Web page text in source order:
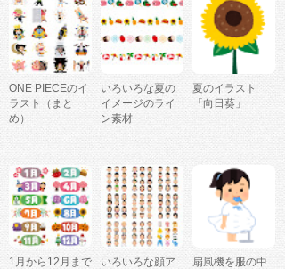
ONE PIECEのイ
ラスト（まと
め）
いろいろな夏の
イメージのライ
ン素材
夏のイラスト
「向日葵」
1月から12月まで いろいろな顔ア 扇風機を服の中